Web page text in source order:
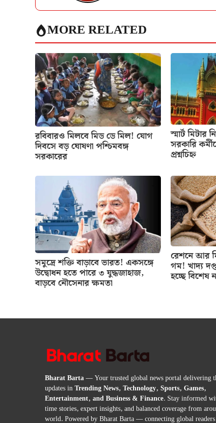
MORE RELATED
রবিবারও মিলবে মিড ডে মিল! যোগ
দিবসে বড় ঘোষণা পশ্চিমবঙ্গ
সরকারের
স্মার্ট মিটার
সরকারি
প্রশ্নচিহ্ন
সমুদ্রে শক্তি বাড়াবে ভারত! একসঙ্গে
উদ্বোধন হতে পারে ৩ যুদ্ধজাহাজ,
বাড়বে নৌসেনার ক্ষমতা
রেশনে আর
গম! খাদ্য
হচ্ছে বিশেষ
Bharat Barta— Your trusted global news portal delivering
updates inTrending News, Technology, Sports, Games,
Entertainment, and Business & Finance. Stay informed
time stories, expert insights, and balanced coverage from
world. Powered by Bharat Barta — connecting global